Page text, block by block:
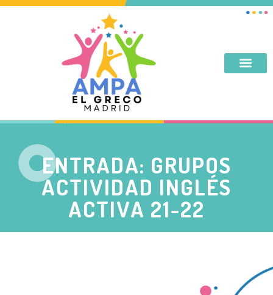
ENTRADA: GRUPOS
ACTIVIDAD INGLÉS
ACTIVA 21-22